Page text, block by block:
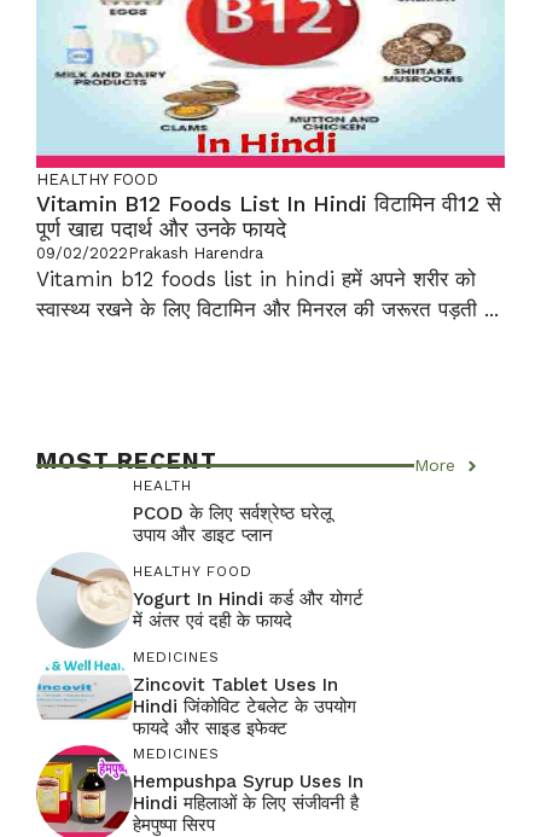
HEALTHY FOOD
Vitamin B12 Foods List In Hindi विटामिन वी12 से
पूर्ण खाद्य पदार्थ और उनके फायदे
09/02/2022Prakash Harendra
Vitamin b12 foods list in hindi हमें अपने शरीर को
स्वास्थ्य रखने के लिए विटामिन और मिनरल की जरूरत पड़ती ...
MOST RECENT More
HEALTH
PCOD के लिए सर्वश्रेष्ठ घरेलू
उपाय और डाइट प्लान
HEALTHY FOOD
Yogurt In Hindi कर्ड और योगर्ट
में अंतर एवं दही के फायदे
MEDICINES
Zincovit Tablet Uses In
Hindi जिंकोविट टेबलेट के उपयोग
फायदे और साइड इफेक्ट
MEDICINES
Hempushpa Syrup Uses In
Hindi महिलाओं के लिए संजीवनी है
हेमपुष्पा सिरप